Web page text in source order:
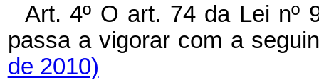
Art. 4º O art. 74 da Lei nº
passa a vigorar com a
de 2010)